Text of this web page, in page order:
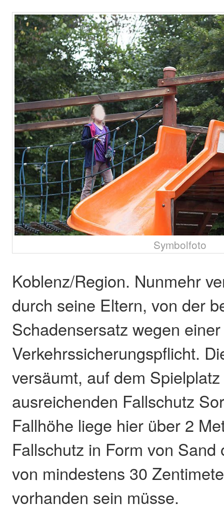
Symbolfoto
Koblenz/Region. Nunmehr
durch seine Eltern, von der
Schadensersatz wegen
Verkehrssicherungspflicht.
versäumt, auf dem
ausreichenden Fallschutz
Fallhöhe liege hier über 2
Fallschutz in Form von Sand
von mindestens 30
vorhanden sein müsse.